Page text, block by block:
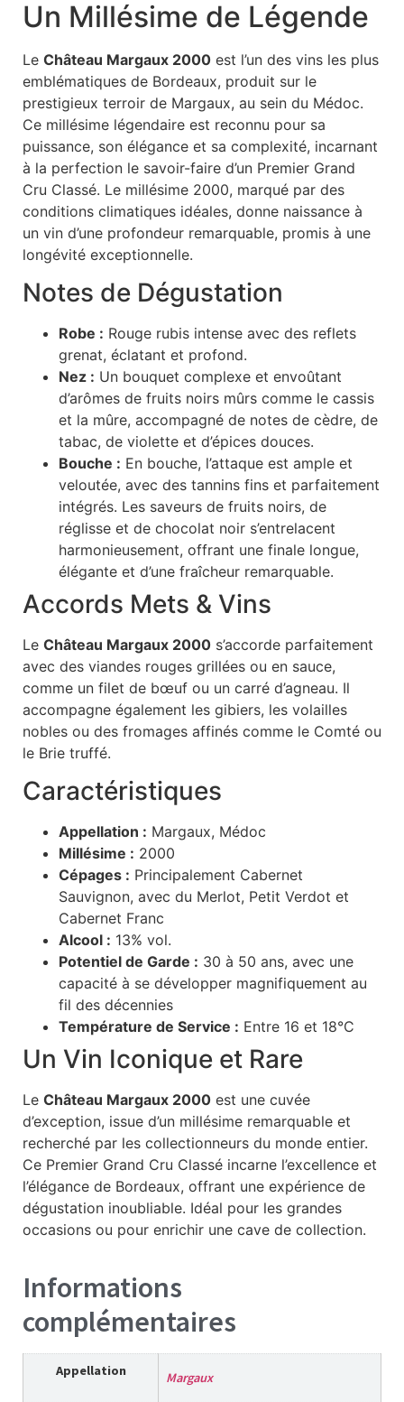
Un Millésime de Légende
Le Château Margaux 2000 est l’un des vins les plus
emblématiques de Bordeaux, produit sur le
prestigieux terroir de Margaux, au sein du Médoc.
Ce millésime légendaire est reconnu pour sa
puissance, son élégance et sa complexité, incarnant
à la perfection le savoir-faire d’un Premier Grand
Cru Classé. Le millésime 2000, marqué par des
conditions climatiques idéales, donne naissance à
un vin d’une profondeur remarquable, promis à une
longévité exceptionnelle.
Notes de Dégustation
Robe : Rouge rubis intense avec des reflets
grenat, éclatant et profond.
Nez : Un bouquet complexe et envoûtant
d’arômes de fruits noirs mûrs comme le cassis
et la mûre, accompagné de notes de cèdre, de
tabac, de violette et d’épices douces.
Bouche : En bouche, l’attaque est ample et
veloutée, avec des tannins fins et parfaitement
intégrés. Les saveurs de fruits noirs, de
réglisse et de chocolat noir s’entrelacent
harmonieusement, offrant une finale longue,
élégante et d’une fraîcheur remarquable.
Accords Mets & Vins
Le Château Margaux 2000 s’accorde parfaitement
avec des viandes rouges grillées ou en sauce,
comme un filet de bœuf ou un carré d’agneau. Il
accompagne également les gibiers, les volailles
nobles ou des fromages affinés comme le Comté ou
le Brie truffé.
Caractéristiques
Appellation : Margaux, Médoc
Millésime : 2000
Cépages : Principalement Cabernet
Sauvignon, avec du Merlot, Petit Verdot et
Cabernet Franc
Alcool : 13% vol.
Potentiel de Garde : 30 à 50 ans, avec une
capacité à se développer magnifiquement au
fil des décennies
Température de Service : Entre 16 et 18°C
Un Vin Iconique et Rare
Le Château Margaux 2000 est une cuvée
d’exception, issue d’un millésime remarquable et
recherché par les collectionneurs du monde entier.
Ce Premier Grand Cru Classé incarne l’excellence et
l’élégance de Bordeaux, offrant une expérience de
dégustation inoubliable. Idéal pour les grandes
occasions ou pour enrichir une cave de collection.
Informations
complémentaires
Appellation Margaux